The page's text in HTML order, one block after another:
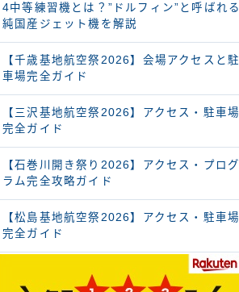
4中等練習機とは？”ドルフィン”と呼ばれる
純国産ジェット機を解説
【千歳基地航空祭2026】会場アクセスと駐
車場完全ガイド
【三沢基地航空祭2026】アクセス・駐車場
完全ガイド
【石巻川開き祭り2026】アクセス・プログ
ラム完全攻略ガイド
【松島基地航空祭2026】アクセス・駐車場
完全ガイド